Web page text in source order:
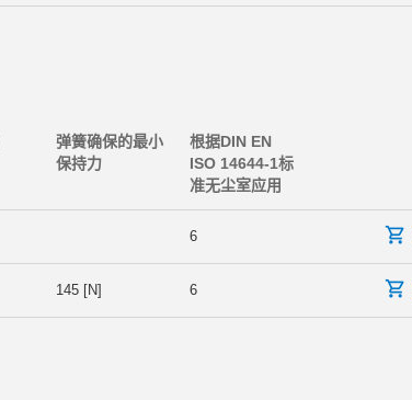
弹簧确保的最小
保持力
根据DIN EN
ISO 14644-1标
准无尘室应用
6
145 [N] 6